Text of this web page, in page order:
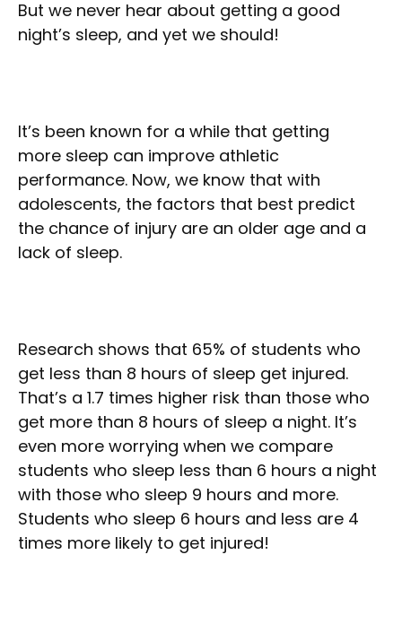
But we never hear about getting a good
night’s sleep, and yet we should!
It’s been known for a while that getting
more sleep can improve athletic
performance. Now, we know that with
adolescents, the factors that best predict
the chance of injury are an older age and a
lack of sleep.
Research shows that 65% of students who
get less than 8 hours of sleep get injured.
That’s a 1.7 times higher risk than those who
get more than 8 hours of sleep a night. It’s
even more worrying when we compare
students who sleep less than 6 hours a night
with those who sleep 9 hours and more.
Students who sleep 6 hours and less are 4
times more likely to get injured!